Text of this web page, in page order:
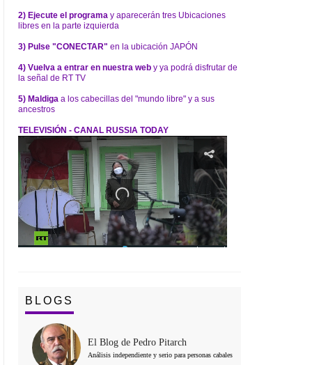
2) Ejecute el programa y aparecerán tres Ubicaciones
libres en la parte izquierda
3) Pulse "CONECTAR" en la ubicación JAPÓN
4) Vuelva a entrar en nuestra web y ya podrá disfrutar de
la señal de RT TV
5) Maldiga a los cabecillas del "mundo libre" y a sus
ancestros
TELEVISIÓN - CANAL RUSSIA TODAY
BLOGS
El Blog de Pedro Pitarch
Análisis independiente y serio para personas cabales